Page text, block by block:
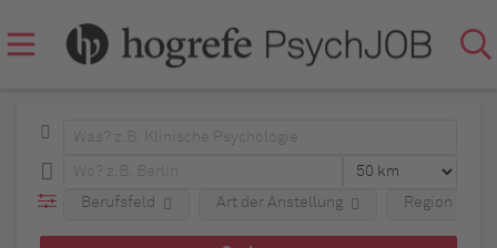
Berufsfeld Art der Anstellung Region